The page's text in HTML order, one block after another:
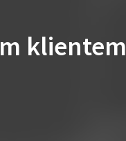
klientem